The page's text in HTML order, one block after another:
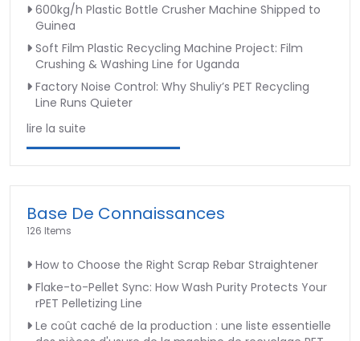
600kg/h Plastic Bottle Crusher Machine Shipped to
Guinea
Soft Film Plastic Recycling Machine Project: Film
Crushing & Washing Line for Uganda
Factory Noise Control: Why Shuliy’s PET Recycling
Line Runs Quieter
lire la suite
Base De Connaissances
126 Items
How to Choose the Right Scrap Rebar Straightener
Flake-to-Pellet Sync: How Wash Purity Protects Your
rPET Pelletizing Line
Le coût caché de la production : une liste essentielle